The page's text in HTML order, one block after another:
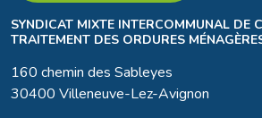
SYNDICAT MIXTE INTERCOMMUNAL DE
TRAITEMENT DES ORDURES
160 chemin des Sableyes
30400 Villeneuve-Lez-Avignon